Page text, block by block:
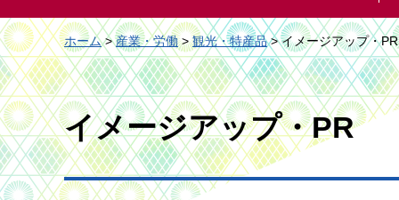
ホーム>産業・労働>観光・特産品> イメージアップ・PR
イメージアップ・PR